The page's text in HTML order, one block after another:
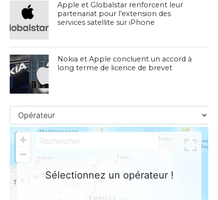
Apple et Globalstar renforcent leur
partenariat pour l’extension des
services satellite sur iPhone
Nokia et Apple concluent un accord à
long terme de licence de brevet